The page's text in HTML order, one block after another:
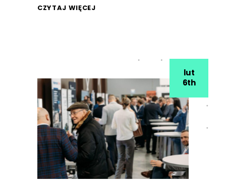
CZYTAJ WIĘCEJ
lut
6th